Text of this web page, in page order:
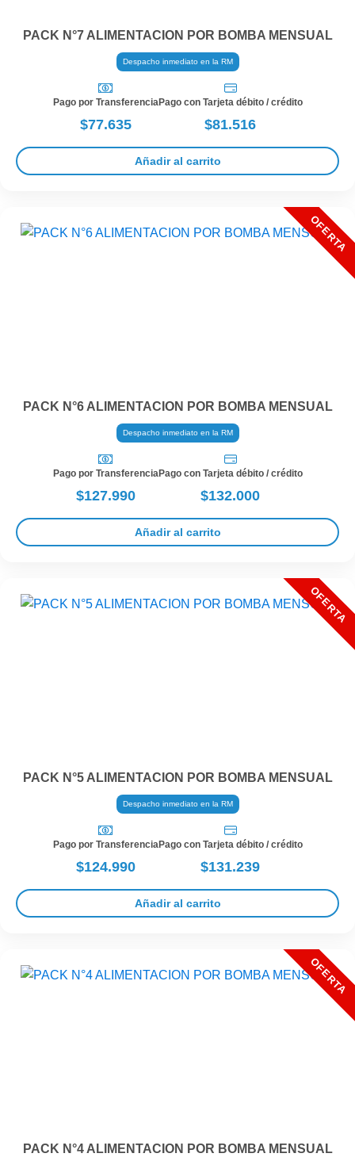
PACK N°7 ALIMENTACION POR BOMBA MENSUAL
Despacho inmediato en la RM
Pago por Transferencia
$77.635
Pago con Tarjeta débito / crédito
$81.516
Añadir al carrito
PACK N°6 ALIMENTACION POR BOMBA MENSUAL
Despacho inmediato en la RM
Pago por Transferencia
$127.990
Pago con Tarjeta débito / crédito
$132.000
Añadir al carrito
PACK N°5 ALIMENTACION POR BOMBA MENSUAL
Despacho inmediato en la RM
Pago por Transferencia
$124.990
Pago con Tarjeta débito / crédito
$131.239
Añadir al carrito
PACK N°4 ALIMENTACION POR BOMBA MENSUAL